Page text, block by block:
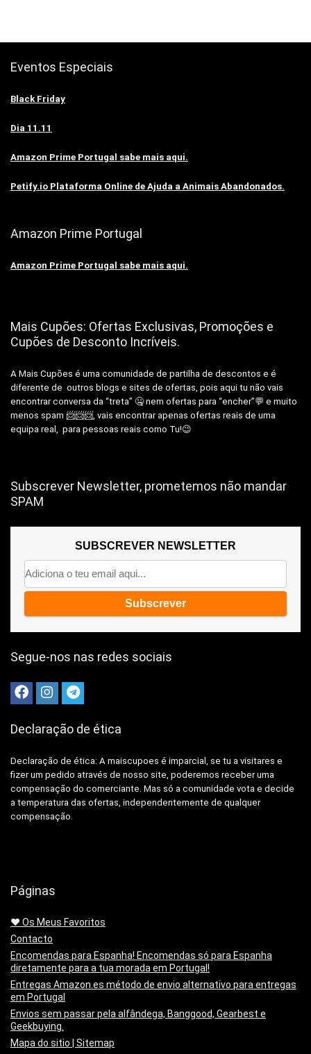
Eventos Especiais
Black Friday
Dia 11.11
Amazon Prime Portugal sabe mais aqui.
Petify.io Plataforma Online de Ajuda a Animais Abandonados.
Amazon Prime Portugal
Amazon Prime Portugal sabe mais aqui.
Mais Cupões: Ofertas Exclusivas, Promoções e
Cupões de Desconto Incríveis.
A Mais Cupões é uma comunidade de partilha de descontos e é
diferente de outros blogs e sites de ofertas, pois aqui tu não vais
encontrar conversa da “treta” 🤐 nem ofertas para “encher”💬 e muito
menos spam 📨📨📨, vais encontrar apenas ofertas reais de uma
equipa real, para pessoas reais como Tu!😉
Subscrever Newsletter, prometemos não mandar
SPAM
SUBSCREVER NEWSLETTER
Segue-nos nas redes sociais
Declaração de ética
Declaração de ética: A maiscupoes é imparcial, se tu a visitares e
fizer um pedido através de nosso site, poderemos receber uma
compensação do comerciante. Mas só a comunidade vota e decide
a temperatura das ofertas, independentemente de qualquer
compensação.
Páginas
❤️ Os Meus Favoritos
Contacto
Encomendas para Espanha! Encomendas só para Espanha
diretamente para a tua morada em Portugal!
Entregas Amazon.es método de envio alternativo para entregas
em Portugal
Envios sem passar pela alfândega, Banggood, Gearbest e
Geekbuying.
Mapa do sitio | Sitemap